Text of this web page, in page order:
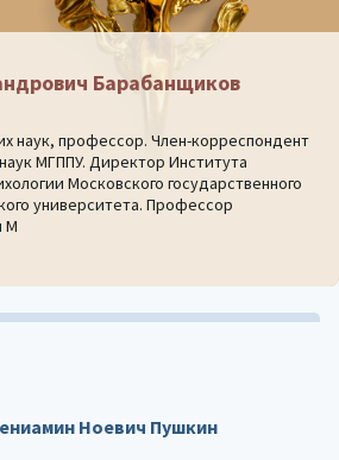
Барабанщиков
наук, профессор. Член-корреспондент
МГППУ. Директор Института
Московского государственного
университета. Профессор
М
Ноевич Пушкин